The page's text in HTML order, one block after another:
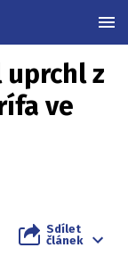
uprchl z
ve
Sdílet
článek